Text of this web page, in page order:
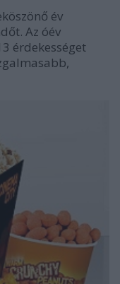
év
Az óév
érdekességet